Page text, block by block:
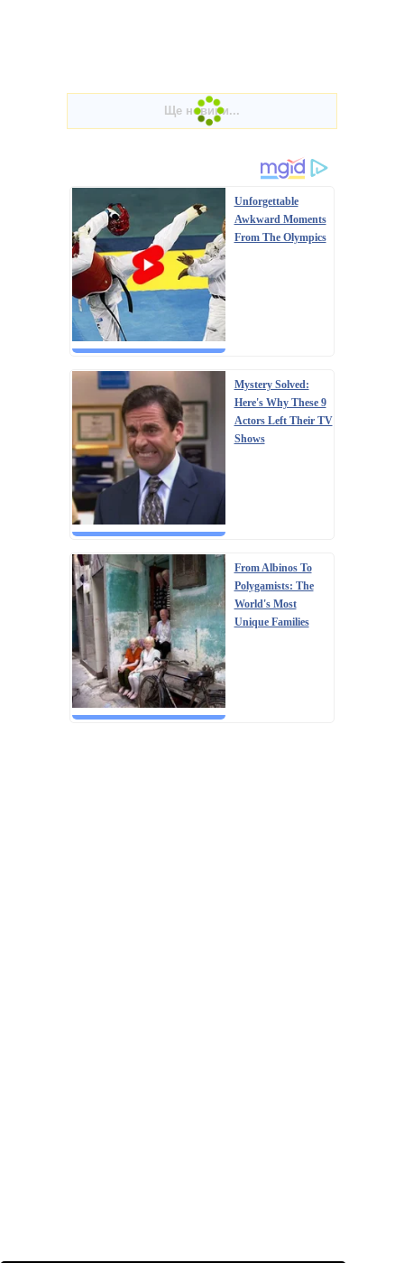
Unforgettable
Awkward Moments
From The Olympics
Mystery Solved:
Here's Why These 9
Actors Left Their TV
Shows
From Albinos To
Polygamists: The
World's Most
Unique Families